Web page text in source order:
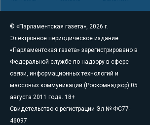
© «Парламентская газета», 2026 г.
Электронное периодическое издание
«Парламентская газета» зарегистрировано в
Федеральной службе по надзору в сфере
связи, информационных технологий и
массовых коммуникаций (Роскомнадзор) 05
августа 2011 года. 18+
Свидетельство о регистрации Эл № ФС77-
46097